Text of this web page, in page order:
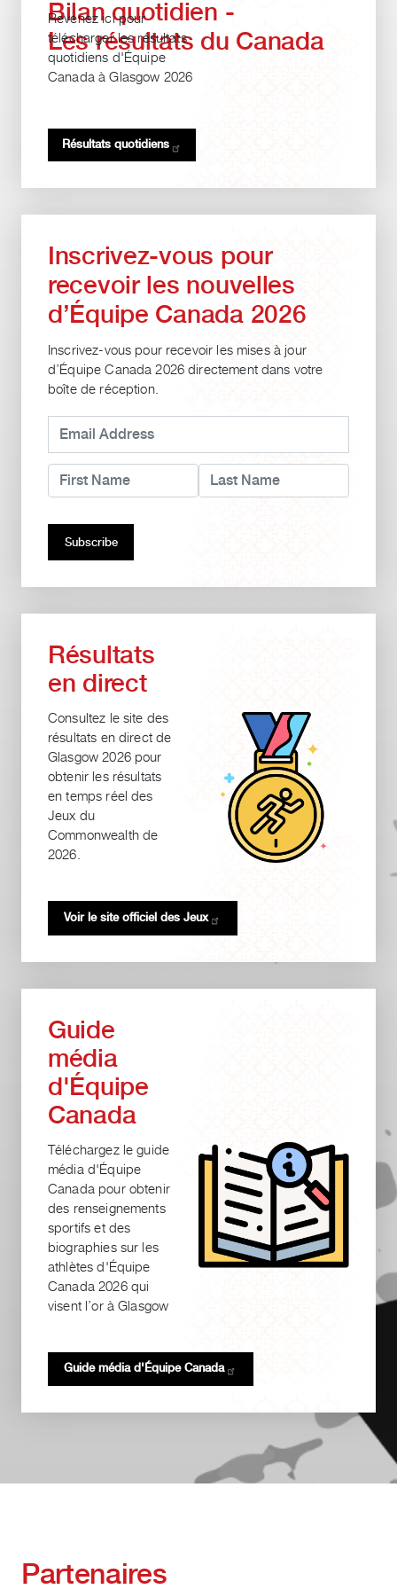
Bilan quotidien -
Les résultats du Canada
Revenez ici pour
télécharger les résultats
quotidiens d'Équipe
Canada à Glasgow 2026
Résultats quotidiens
Inscrivez-vous pour
recevoir les nouvelles
d’Équipe Canada 2026
Inscrivez-vous pour recevoir les mises à jour
d’Équipe Canada 2026 directement dans votre
boîte de réception.
Résultats
en direct
Consultez le site des
résultats en direct de
Glasgow 2026 pour
obtenir les résultats
en temps réel des
Jeux du
Commonwealth de
2026.
Voir le site officiel desJeux
Guide
média
d'Équipe
Canada
Téléchargez le guide
média d'Équipe
Canada pour obtenir
des renseignements
sportifs et des
biographies sur les
athlètes d'Équipe
Canada 2026 qui
visent l’or à Glasgow
Guide média d'ÉquipeCanada
Partenaires